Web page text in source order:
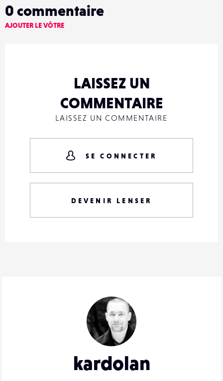
kardolan
0 commentaire
AJOUTER LE VÔTRE
LAISSEZ UN
COMMENTAIRE
LAISSEZ UN COMMENTAIRE
SE CONNECTER
DEVENIR LENSER